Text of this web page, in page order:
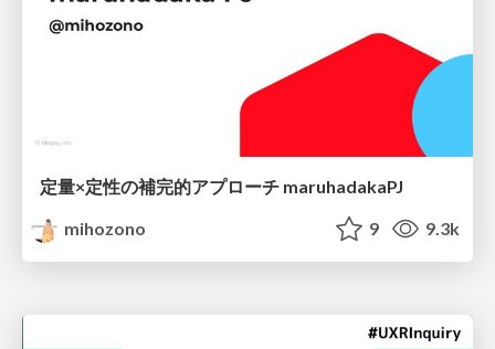
定量×定性の補完的アプローチ maruhadakaPJ
mihozono
9 9.3k